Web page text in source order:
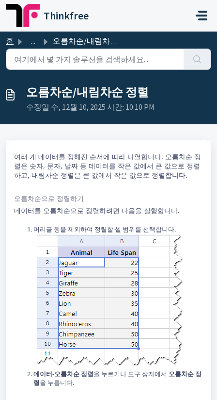
주요 콘텐츠로 건너뛰기
Thinkfree
홈 ... 오름차순/내림차순 정렬
오름차순/내림차순 정렬
수정일 수, 12월 10, 2025 시간: 10:10 PM
여러 개 데이터를 정해진 순서에 따라 나열합니다. 오름차순 정
렬은 숫자, 문자, 날짜 등 데이터를 작은 값에서 큰 값으로 정렬
하고, 내림차순 정렬은 큰 값에서 작은 값으로 정렬합니다.
오름차순으로 정렬하기
데이터를 오름차순으로 정렬하려면 다음을 실행합니다.
머리글 행을 제외하여 정렬할 셀 범위를 선택합니다.
데이터-오름차순 정렬을 누르거나 도구 상자에서 오름차순 정
렬을 누릅니다.